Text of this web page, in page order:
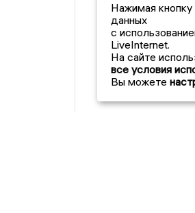
Нажимая кнопку
данных
с
LiveInternet.
На сайте
все условия
Вы можете